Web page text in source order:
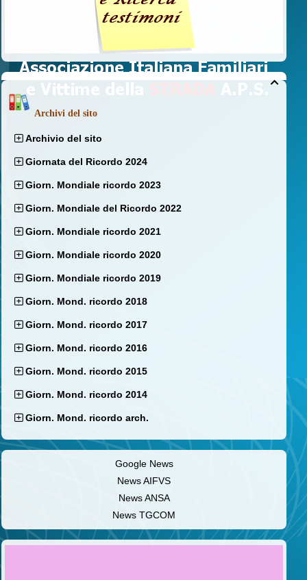

Archivi del sito
Archivio del sito
Giornata del Ricordo 2024
Giorn. Mondiale ricordo 2023
Giorn. Mondiale del Ricordo 2022
Giorn. Mondiale ricordo 2021
Giorn. Mondiale ricordo 2020
Giorn. Mondiale ricordo 2019
Giorn. Mond. ricordo 2018
Giorn. Mond. ricordo 2017
Giorn. Mond. ricordo 2016
Giorn. Mond. ricordo 2015
Giorn. Mond. ricordo 2014
Giorn. Mond. ricordo arch.
Google News
News AIFVS
News ANSA
News TGCOM